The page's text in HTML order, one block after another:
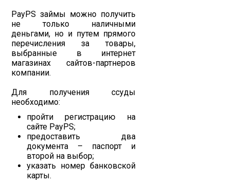
PayPS займы можно получить
не только наличными
деньгами, но и путем прямого
перечисления за товары,
выбранные в интернет
магазинах сайтов-партнеров
компании.
Для получения ссуды
необходимо:
пройти регистрацию на
сайте PayPS;
предоставить два
документа – паспорт и
второй на выбор;
указать номер банковской
карты.